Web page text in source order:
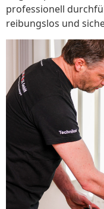
professionell
reibungslos und